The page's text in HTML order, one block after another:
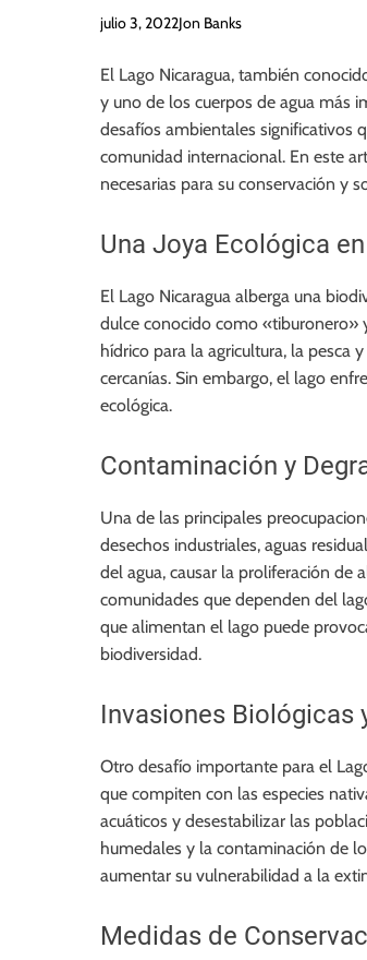
julio 3, 2022Jon Banks
El Lago Nicaragua, también
y uno de los cuerpos de agua más
desafíos ambientales significativos
comunidad internacional. En este
necesarias para su conservación y
Una Joya Ecológica
El Lago Nicaragua alberga una
dulce conocido como «tiburonero»
hídrico para la agricultura, la pesca
cercanías. Sin embargo, el lago
ecológica.
Contaminación y
Una de las principales
desechos industriales, aguas
del agua, causar la proliferación de
comunidades que dependen del
que alimentan el lago puede
biodiversidad.
Invasiones Biológicas
Otro desafío importante para el
que compiten con las especies
acuáticos y desestabilizar las
humedales y la contaminación de
aumentar su vulnerabilidad a la
Medidas de